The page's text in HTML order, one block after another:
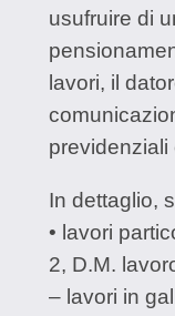
usufruire di
lavori, il
previdenziali
In dettaglio,
• lavori
2, D.M.
– lavori in